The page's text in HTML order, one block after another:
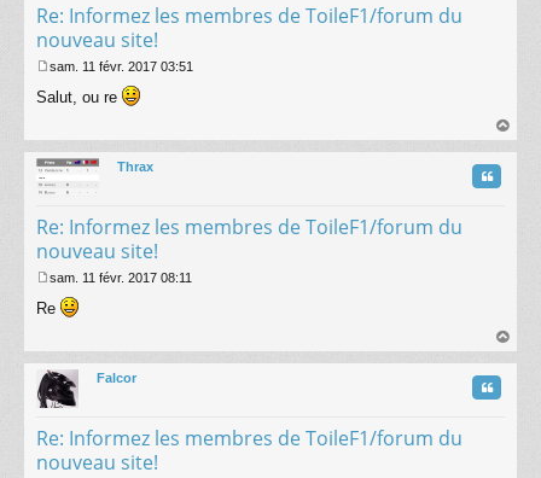
Re: Informez les membres de ToileF1/forum du
nouveau site!
e
a
g
e
sam. 11 févr. 2017 03:51
Salut, ou re
au
Thrax
Re: Informez les membres de ToileF1/forum du
nouveau site!
Citation
e
a
g
e
sam. 11 févr. 2017 08:11
Re
au
Falcor
Re: Informez les membres de ToileF1/forum du
nouveau site!
Citation